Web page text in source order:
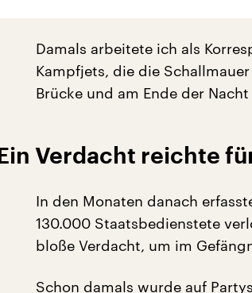
Damals arbeitete ich als
Kampfjets, die die
Brücke und am Ende der
Ein Verdacht reichte
In den Monaten danach
130.000 Staatsbedienstete
bloße Verdacht, um im
Schon damals wurde auf